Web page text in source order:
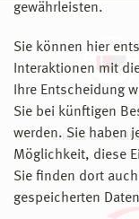
gewährleisten.
Sie können hier
Interaktionen mit
Ihre Entscheidung
Sie bei künftigen
werden. Sie haben
Möglichkeit, diese
Sie finden dort
gespeicherten